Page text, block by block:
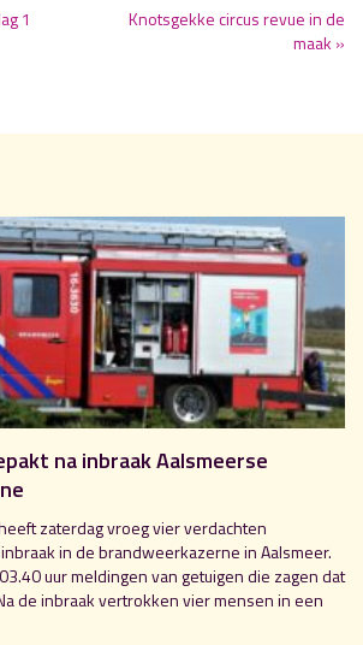
1
Knotsgekke circus revue in de
maak »
na inbraak Aalsmeerse
zaterdag vroeg vier verdachten
in de brandweerkazerne in Aalsmeer.
uur meldingen van getuigen die zagen dat
de inbraak vertrokken vier mensen in een